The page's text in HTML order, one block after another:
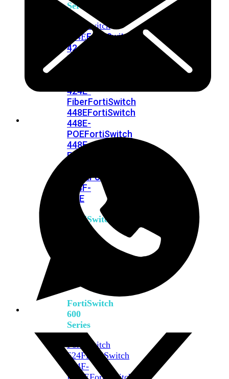
Series
FortiSwitch
424EFortiSwitch
424E-
POE
424E-
FiberFortiSwitch
448EFortiSwitch
448E-
POEFortiSwitch
448E-
FPOE
FPOEFortiSwitchRugged
424F-
POE
FortiSwitch
FortiSwitch
600
Series
FortiSwitch
624FFortiSwitch
624F-
FPOEFortiSwitch